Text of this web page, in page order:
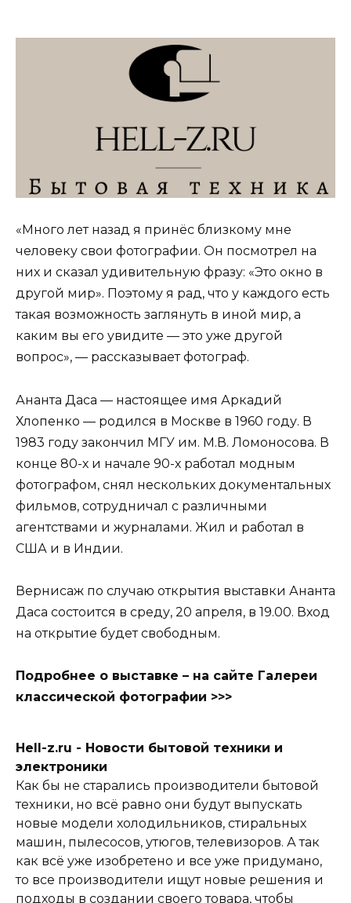
«Много лет назад я принёс близкому мне
человеку свои фотографии. Он посмотрел на
них и сказал удивительную фразу: «Это окно в
другой мир». Поэтому я рад, что у каждого есть
такая возможность заглянуть в иной мир, а
каким вы его увидите — это уже другой
вопрос», — рассказывает фотограф.
Ананта Даса — настоящее имя Аркадий
Хлопенко — родился в Москве в 1960 году. В
1983 году закончил МГУ им. М.В. Ломоносова. В
конце 80-х и начале 90-х работал модным
фотографом, снял нескольких документальных
фильмов, сотрудничал с различными
агентствами и журналами. Жил и работал в
США и в Индии.
Вернисаж по случаю открытия выставки Ананта
Даса состоится в среду, 20 апреля, в 19.00. Вход
на открытие будет свободным.
Подробнее о выставке – на сайте Галереи
классической фотографии >>>
Hell-z.ru - Новости бытовой техники и
электроники
Как бы не старались производители бытовой
техники, но всё равно они будут выпускать
новые модели холодильников, стиральных
машин, пылесосов, утюгов, телевизоров. А так
как всё уже изобретено и все уже придумано,
то все производители ищут новые решения и
подходы в создании своего товара, чтобы